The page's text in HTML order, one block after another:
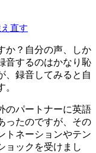
直す
か？自分の声、しか
音するのはかなり恥
、録音してみると自
のパートナーに英語
ったのですが、その
トネーションやテン
ョックを受けまし